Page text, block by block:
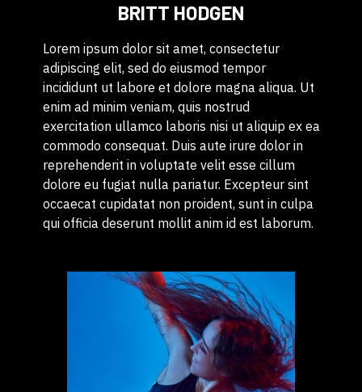
BRITT HODGEN
Lorem ipsum dolor sit amet, consectetur
adipiscing elit, sed do eiusmod tempor
incididunt ut labore et dolore magna aliqua. Ut
enim ad minim veniam, quis nostrud
exercitation ullamco laboris nisi ut aliquip ex ea
commodo consequat. Duis aute irure dolor in
reprehenderit in voluptate velit esse cillum
dolore eu fugiat nulla pariatur. Excepteur sint
occaecat cupidatat non proident, sunt in culpa
qui officia deserunt mollit anim id est laborum.